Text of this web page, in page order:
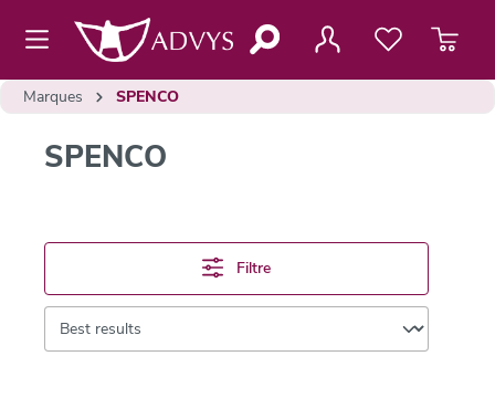
principal
Marques SPENCO
SPENCO
Filtre